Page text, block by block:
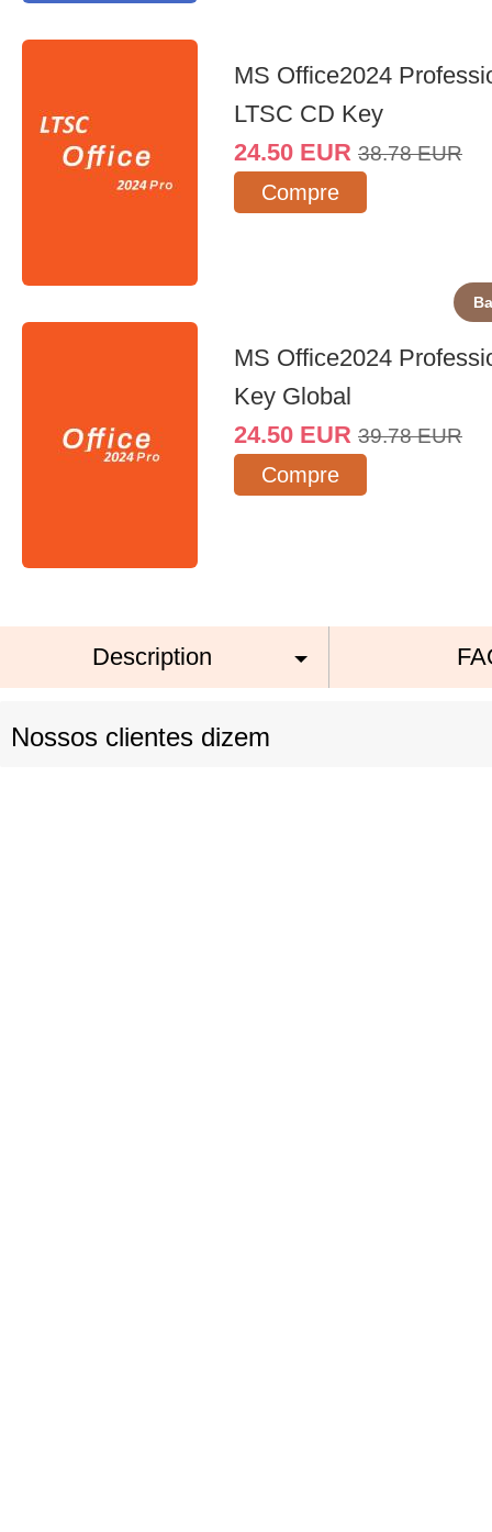
MS Office2024
LTSC CD Key
24.50 EUR 38.78 EUR
Compre
MS Office2024
Key Global
24.50 EUR 39.78 EUR
Compre
Description
Nossos clientes dizem